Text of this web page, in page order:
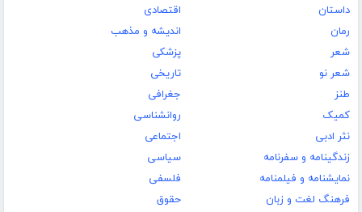
داستان
رمان
شعر
شعر نو
طنز
کمیک
نثر ادبی
زندگینامه و سفرنامه
نمایشنامه و فیلمنامه
فرهنگ لغت و زبان
اقتصادی
اندیشه و مذهب
پزشکی
تاریخی
جغرافی
روانشناسی
اجتماعی
سیاسی
فلسفی
حقوق